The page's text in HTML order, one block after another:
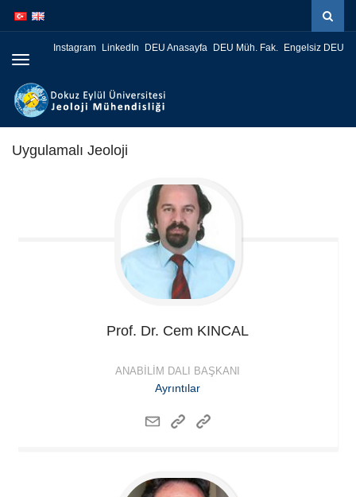
atla
atla
Instagram LinkedIn DEU Anasayfa DEU Müh. Fak.
Engelsiz DEU
Menüye
Uygulamalı Jeoloji
Prof. Dr. Cem KINCAL
ANABILIM DALI BAŞKANI
Ayrıntılar